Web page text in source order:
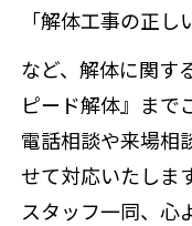
「解体工事の正し
など、解体に関す
ピード解体』まで
電話相談や来場相
せて対応いたします
スタッフ一同、心